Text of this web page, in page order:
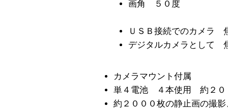
画角 ５０度
ＵＳＢ接続でのカメラ
デジタルカメラとして
カメラマウント付属
単４電池 ４本使用 約２０
約２０００枚の静止画の撮